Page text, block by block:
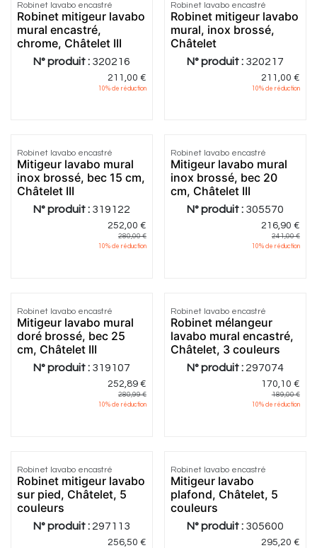
Robinet lavabo encastré
Robinet mitigeur lavabo
mural encastré,
chrome, Châtelet III
N° produit : 320216
211,00 €
10% de réduction
Robinet lavabo encastré
Robinet mitigeur lavabo
mural, inox brossé,
Châtelet
N° produit : 320217
211,00 €
10% de réduction
Robinet lavabo encastré
Mitigeur lavabo mural
inox brossé, bec 15 cm,
Châtelet III
N° produit : 319122
252,00 €
280,00€
10% de réduction
Robinet lavabo encastré
Mitigeur lavabo mural
inox brossé, bec 20
cm, Châtelet III
N° produit : 305570
216,90 €
241,00€
10% de réduction
Robinet lavabo encastré
Mitigeur lavabo mural
doré brossé, bec 25
cm, Châtelet III
N° produit : 319107
252,89€
280,99€
10% de réduction
Robinet lavabo encastré
Robinet mélangeur
lavabo mural encastré,
Châtelet, 3 couleurs
N° produit : 297074
170,10 €
189,00€
10% de réduction
Robinet lavabo encastré
Robinet mitigeur lavabo
sur pied, Châtelet, 5
couleurs
N° produit : 297113
256,50 €
Robinet lavabo encastré
Mitigeur lavabo
plafond, Châtelet, 5
couleurs
N° produit : 305600
295,20 €